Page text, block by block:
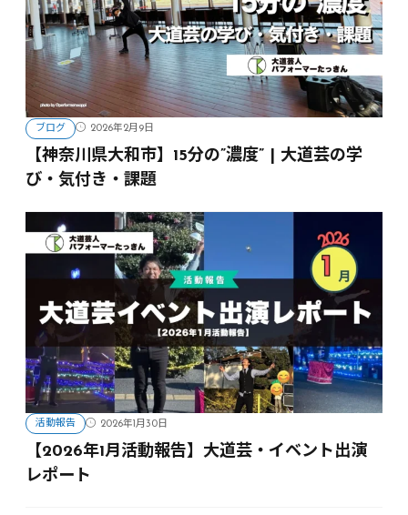
ブログ 2026年2月9日
【神奈川県大和市】15分の”濃度” | 大道芸の学
び・気付き・課題
活動報告 2026年1月30日
【2026年1月活動報告】大道芸・イベント出演
レポート